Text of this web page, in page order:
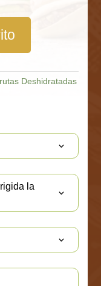
Deshidratadas
la